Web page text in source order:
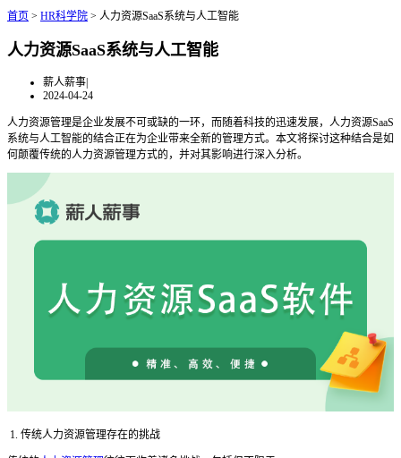
首页 > HR科学院 > 人力资源SaaS系统与人工智能
人力资源SaaS系统与人工智能
薪人薪事|
2024-04-24
人力资源管理是企业发展不可或缺的一环，而随着科技的迅速发展，人力资源SaaS
系统与人工智能的结合正在为企业带来全新的管理方式。本文将探讨这种结合是如
何颠覆传统的人力资源管理方式的，并对其影响进行深入分析。
1. 传统人力资源管理存在的挑战